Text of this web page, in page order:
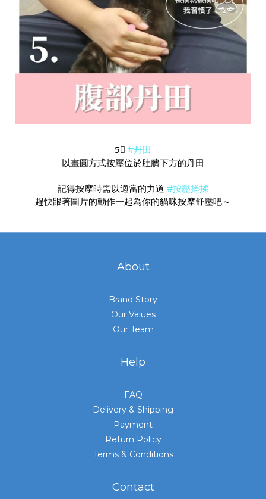
5⃣️ #丹田
以畫圓方式按壓位於肚臍下方的丹田
記得按摩時需以適當的力道 #按壓搓揉
趕快跟著圖片的動作一起為你的貓咪按摩舒壓吧～
About
Brand Story
Our Values
Our Team
Help
FAQ
Delivery & Shipping
Payment
Return Policy
Terms & Conditions
Contact